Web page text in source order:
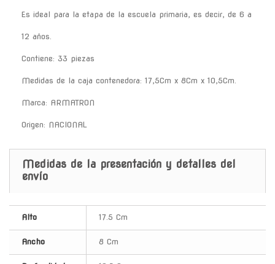
Es ideal para la etapa de la escuela primaria, es decir, de 6 a
12 años.
Contiene: 33 piezas
Medidas de la caja contenedora: 17,5Cm x 8Cm x 10,5Cm.
Marca: ARMATRON
Origen: NACIONAL
Medidas de la presentación y detalles del
envío
Alto 17.5 Cm
Ancho 8 Cm